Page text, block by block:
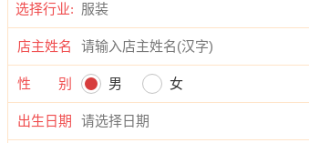
选择行业:
店主姓名
性 别 男 女
出生日期